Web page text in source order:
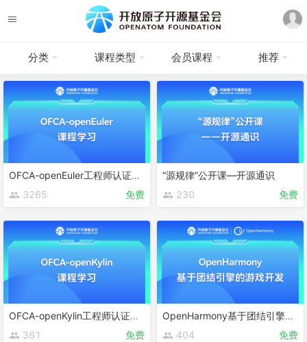
分类 课程类型 会员课程 推荐
OFCA-openEuler工程师认证课程
3265
免费
“源规律”公开课—开源通识
230
免费
OFCA-openKylin工程师认证课程
361
免费
OpenHarmony基于团结引擎的游戏开发
404
免费